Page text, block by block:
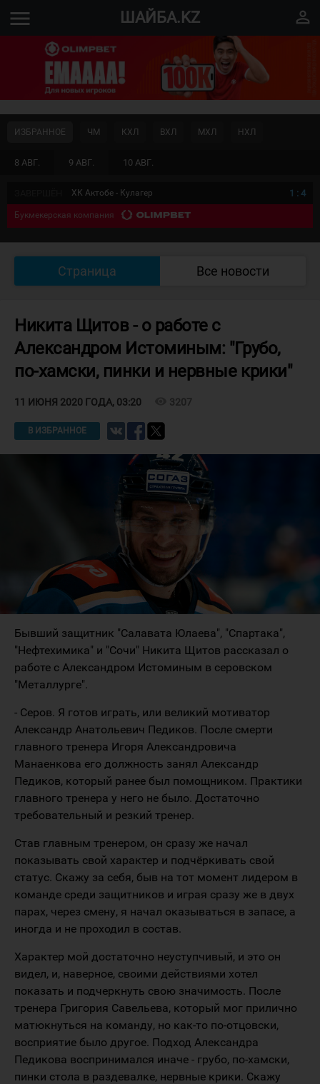
menu ШАЙБА.KZ perm_identity
8 АВГ. 9 АВГ. 10 АВГ.
ИЗБРАННОЕ ЧМ КХЛ ВХЛ МХЛ НХЛ
ХК Актобе - Кулагер 1 : 4
Букмекерская компания
Страница Все новости
Никита Щитов - о работе с
Александром Истоминым: "Грубо,
по-хамски, пинки и нервные крики"
11 ИЮНЯ 2020 ГОДА, 03:20 3207
В ИЗБРАННОЕ
Бывший защитник "Салавата Юлаева", "Спартака",
"Нефтехимика" и "Сочи" Никита Щитов рассказал о
работе с Александром Истоминым в серовском
"Металлурге".
- Серов. Я готов играть, или великий мотиватор
Александр Анатольевич Педиков. После смерти
главного тренера Игоря Александровича
Манаенкова его должность занял Александр
Педиков, который ранее был помощником. Практики
главного тренера у него не было. Достаточно
требовательный и резкий тренер.
Став главным тренером, он сразу же начал
показывать свой характер и подчёркивать свой
статус. Скажу за себя, быв на тот момент лидером в
команде среди защитников и играя сразу же в двух
парах, через смену, я начал оказываться в запасе, а
иногда и не проходил в состав.
Характер мой достаточно неуступчивый, и это он
видел, и, наверное, своими действиями хотел
показать и подчеркнуть свою значимость. После
тренера Григория Савельева, который мог прилично
матюкнуться на команду, но как-то по-отцовски,
восприятие было другое. Подход Александра
Педикова воспринимался иначе - грубо, по-хамски,
пинки стола в раздевалке, нервные крики. Скажу